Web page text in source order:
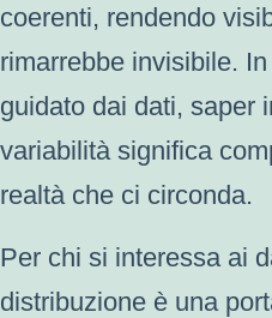
coerenti, rendendo
rimarrebbe invisibile.
guidato dai dati, saper
variabilità significa
realtà che ci circonda.
Per chi si interessa ai
distribuzione è una